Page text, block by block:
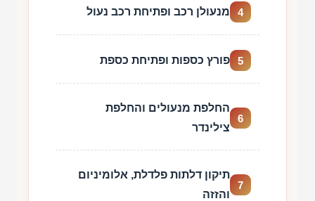
4 מנעולן רכב ופתיחת רכב נעול
5 פורץ כספות ופתיחת כספת
6
החלפת מנעולים והחלפת
צילינדר
7
תיקון דלתות פלדלת, אלומיניום
והזזה